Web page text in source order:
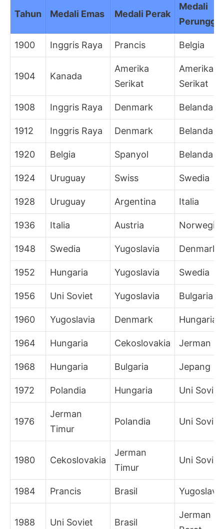
Tahun Medali Emas Medali Perak
Medali
Perunggu
1900 Inggris Raya Prancis Belgia
1904 Kanada
Amerika
Serikat
Amerika
Serikat
1908 Inggris Raya Denmark Belanda
1912 Inggris Raya Denmark Belanda
1920 Belgia Spanyol Belanda
1924 Uruguay Swiss Swedia
1928 Uruguay Argentina Italia
1936 Italia Austria Norwegia
1948 Swedia Yugoslavia Denmark
1952 Hungaria Yugoslavia Swedia
1956 Uni Soviet Yugoslavia Bulgaria
1960 Yugoslavia Denmark Hungaria
1964 Hungaria Cekoslovakia Jerman
1968 Hungaria Bulgaria Jepang
1972 Polandia Hungaria Uni Soviet
1976
Jerman
Timur
Polandia Uni Soviet
1980 Cekoslovakia
Jerman
Timur
Uni Soviet
1984 Prancis Brasil Yugoslavia
1988 Uni Soviet Brasil
Jerman